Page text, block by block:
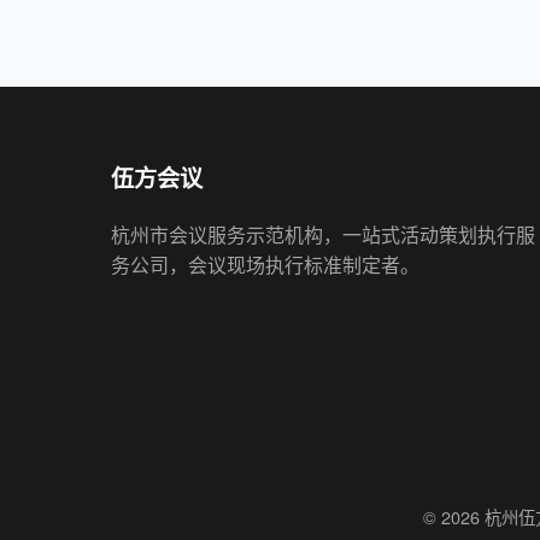
伍方会议
杭州市会议服务示范机构，一站式活动策划执行服
务公司，会议现场执行标准制定者。
© 2026 杭州